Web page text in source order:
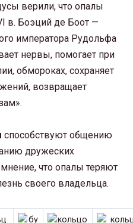
верили, что опалы
в. Боэций де Боот —
императора Рудольфа
нервы, помогает при
обмороках, сохраняет
возвращает
способствуют общению
дружеских
что опалы теряют
своего владельца.